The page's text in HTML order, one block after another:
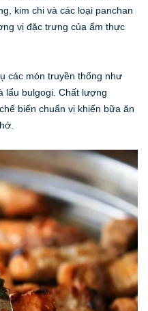
kim chi và các loại panchan
vị đặc trưng của ẩm thực
các món truyền thống như
lẩu bulgogi. Chất lượng
biến chuẩn vị khiến bữa ăn